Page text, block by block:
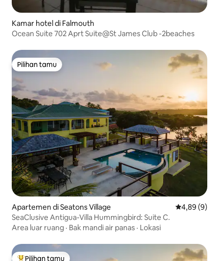
Kamar hotel di Falmouth
Ocean Suite 702 Aprt Suite@St James Club -2beaches
Pilihan tamu
Pilihan tamu
Apartemen di Seatons Village Nilai rata-
4,89 (9)
SeaClusive Antigua-Villa Hummingbird: Suite C.
Area luar ruang · Bak mandi air panas · Lokasi
Pilihan tamu